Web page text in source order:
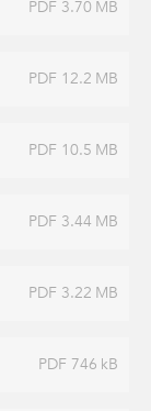
PDF 3.70 MB
PDF 12.2 MB
PDF 10.5 MB
PDF 3.44 MB
PDF 3.22 MB
PDF 746 kB